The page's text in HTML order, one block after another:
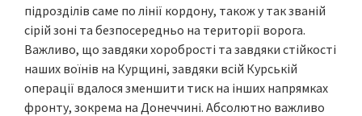
підрозділів саме по лінії кордону, також у так званій
сірій зоні та безпосередньо на території ворога.
Важливо, що завдяки хоробрості та завдяки стійкості
наших воїнів на Курщині, завдяки всій Курській
операції вдалося зменшити тиск на інших напрямках
фронту, зокрема на Донеччині. Абсолютно важливо